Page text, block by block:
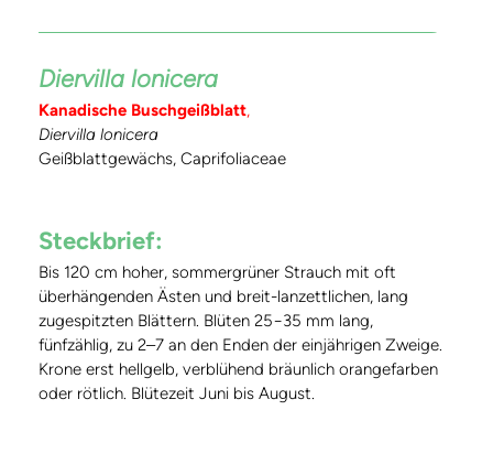
Diervilla lonicera
Kanadische Buschgeißblatt,
Diervilla lonicera
Geißblattgewächs, Caprifoliaceae
Steckbrief:
Bis 120 cm hoher, sommergrüner Strauch mit oft
überhängenden Ästen und breit-lanzettlichen, lang
zugespitzten Blättern. Blüten 25−35 mm lang,
fünfzählig, zu 2–7 an den Enden der einjährigen Zweige.
Krone erst hellgelb, verblühend bräunlich orangefarben
oder rötlich. Blütezeit Juni bis August.